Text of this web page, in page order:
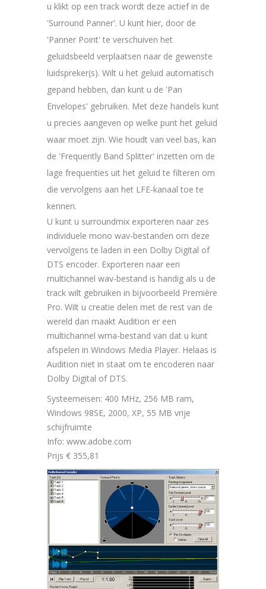
u klikt op een track wordt deze actief in de
'Surround Panner'. U kunt hier, door de
'Panner Point' te verschuiven het
geluidsbeeld verplaatsen naar de gewenste
luidspreker(s). Wilt u het geluid automatisch
gepand hebben, dan kunt u de 'Pan
Envelopes' gebruiken. Met deze handels kunt
u precies aangeven op welke punt het geluid
waar moet zijn. Wie houdt van veel bas, kan
de 'Frequently Band Splitter' inzetten om de
lage frequenties uit het geluid te filteren om
die vervolgens aan het LFE-kanaal toe te
kennen.
U kunt u surroundmix exporteren naar zes
individuele mono wav-bestanden om deze
vervolgens te laden in een Dolby Digital of
DTS encoder. Exporteren naar een
multichannel wav-bestand is handig als u de
track wilt gebruiken in bijvoorbeeld Première
Pro. Wilt u creatie delen met de rest van de
wereld dan maakt Audition er een
multichannel wma-bestand van dat u kunt
afspelen in Windows Media Player. Helaas is
Audition niet in staat om te encoderen naar
Dolby Digital of DTS.
Systeemeisen: 400 MHz, 256 MB ram,
Windows 98SE, 2000, XP, 55 MB vrije
schijfruimte
Info: www.adobe.com
Prijs € 355,81